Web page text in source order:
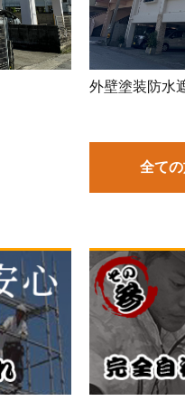
外壁塗装防水
全て